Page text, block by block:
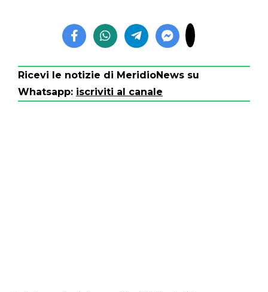
Ricevi le notizie di MeridioNews su
Whatsapp: iscriviti al canale